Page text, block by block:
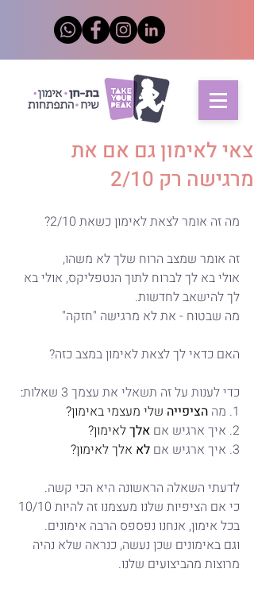
צאי לאימון גם אם את
מרגישה רק 2/10
מה זה אומר לצאת לאימון כשאת 2/10?
זה אומר שמצב הרוח שלך לא משהו,
אולי בא לך לברוח לתוך הנטפליקס, אולי בא
לך להישאב לחדשות.
מה שבטוח - את לא מרגישה "חזקה"
האם כדאי לך לצאת לאימון במצב כזה?
כדי לענות על זה תשאלי את עצמך 3 שאלות
:
1. מה
הציפייה שלי מעצמי באימון?
2. איך ארגיש אם
אלך לאימון?
3. איך ארגיש אם
לא אלך לאימון?
לדעתי השאלה הראשונה היא הכי קשה.
בכל אימון, אנחנו נפספס הרבה אימונים.
וגם באימונים שכן נעשה, כנראה שלא נהיה
מרוצות מהביצועים שלנו.